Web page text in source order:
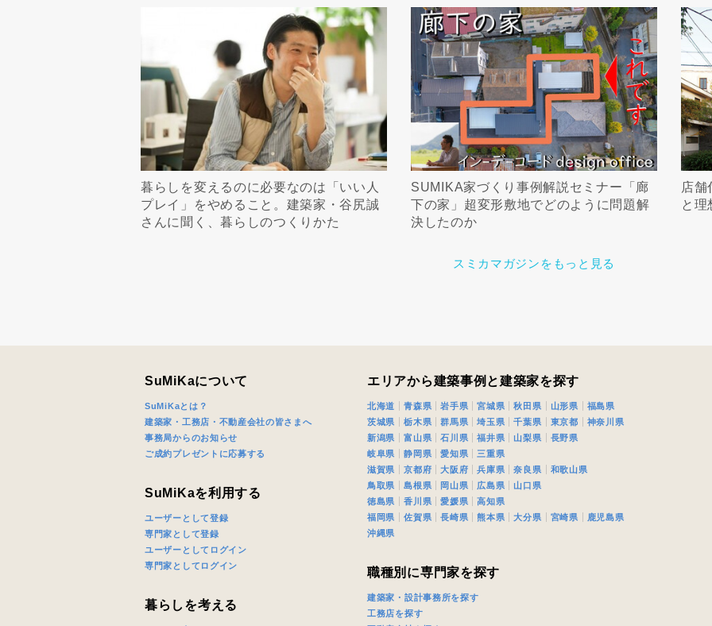
暮らしを変えるのに必要なのは「いい人
プレイ」をやめること。建築家・谷尻誠
さんに聞く、暮らしのつくりかた
SUMIKA家づくり事例解説セミナー「廊
下の家」超変形敷地でどのように問題解
決したのか
店舗
と理
スミカマガジンをもっと見る
SuMiKaについて
SuMiKaとは？
建築家・工務店・不動産会社の皆さまへ
事務局からのお知らせ
ご成約プレゼントに応募する
SuMiKaを利用する
ユーザーとして登録
専門家として登録
ユーザーとしてログイン
専門家としてログイン
暮らしを考える
エリアから建築事例と建築家を探す
北海道 青森県 岩手県 宮城県 秋田県 山形県
福島県
茨城県
栃木県 群馬県 埼玉県 千葉県 東京都
神奈川県
新潟県
富山県 石川県 福井県 山梨県
長野県
岐阜県
静岡県 愛知県
三重県
滋賀県
京都府 大阪府 兵庫県 奈良県
和歌山県
鳥取県
島根県 岡山県 広島県
山口県
徳島県
香川県 愛媛県
高知県
福岡県
佐賀県 長崎県 熊本県 大分県 宮崎県
鹿児島県
沖縄県
職種別に専門家を探す
建築家・設計事務所を探す
工務店を探す